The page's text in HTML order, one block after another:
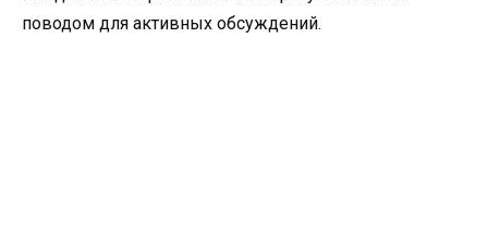
поводом для активных обсуждений.